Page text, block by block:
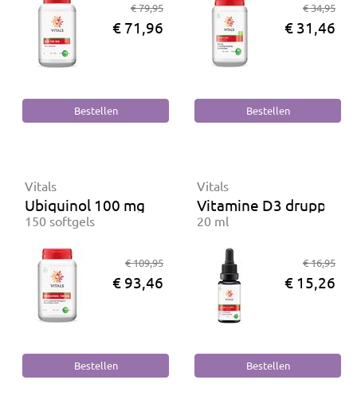
€ 79,95
€ 71,96
€ 34,95
€ 31,46
Vitals
Ubiquinol 100 mg
150 softgels
€ 109,95
€ 93,46
Vitals
Vitamine D3 druppels
20 ml
€ 16,95
€ 15,26